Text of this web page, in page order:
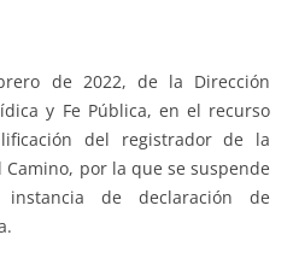
de 2022, de la Dirección
y Fe Pública, en el recurso
del registrador de la
por la que se suspende
de declaración de